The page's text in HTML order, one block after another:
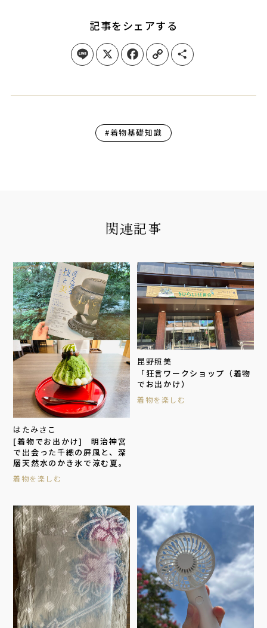
記事をシェアする
Line X Facebook Copy Link Share
#着物基礎知識
関連記事
はたみさこ
[着物でお出かけ] 明治神宮
で出会った千總の屏風と、深
層天然水のかき氷で涼む夏。
着物を楽しむ
昆野照美
「狂言ワークショップ（着物
でお出かけ）
着物を楽しむ